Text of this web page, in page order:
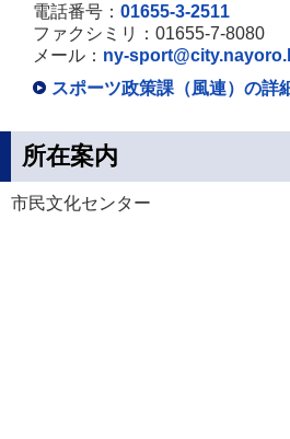
電話番号： 01655-3-2511
ファクシミリ：01655-7-8080
メール： ny-
スポーツ政策課（風連）の詳
所在案内
市民文化センター